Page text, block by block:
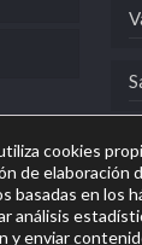
cookies
de elaboración
basadas en los
análisis
y enviar